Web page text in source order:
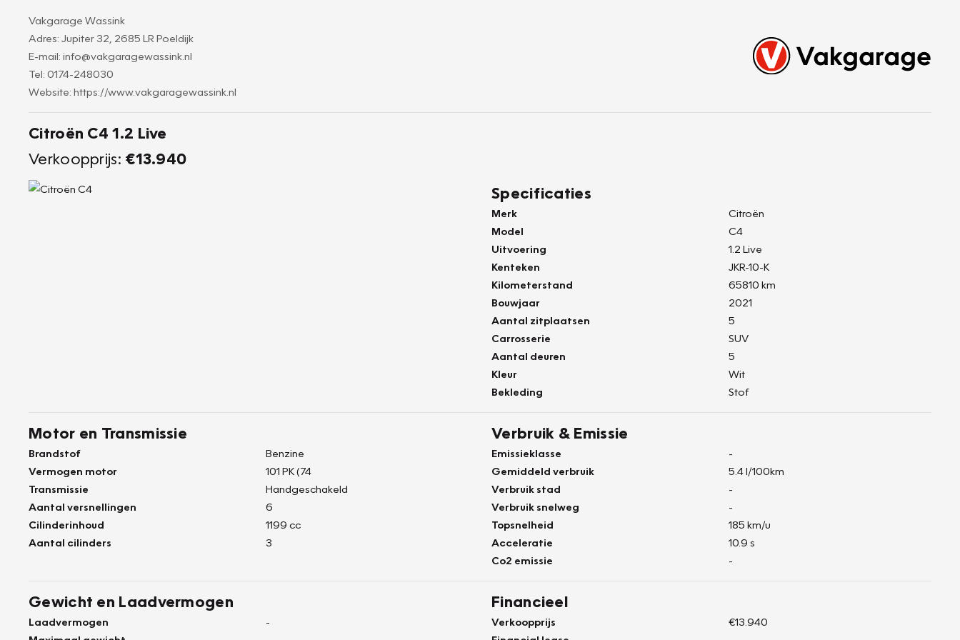
Vakgarage Wassink
Adres: Jupiter 32, 2685 LR Poeldijk
E-mail: info@vakgaragewassink.nl
Tel: 0174-248030
Website: https://www.vakgaragewassink.nl
Citroën C4 1.2 Live
Verkoopprijs: €13.940
Specificaties
Merk
Citroën
Model
C4
Uitvoering
1.2 Live
Kenteken
JKR-10-K
Kilometerstand
65810 km
Bouwjaar
2021
Aantal zitplaatsen
5
Carrosserie
SUV
Aantal deuren
5
Kleur
Wit
Bekleding
Stof
Motor en Transmissie
Brandstof
Benzine
Vermogen motor
101 PK (74
Transmissie
Handgeschakeld
Aantal versnellingen
6
Cilinderinhoud
1199 cc
Aantal cilinders
3
Verbruik & Emissie
Emissieklasse
-
Gemiddeld verbruik
5.4 l/100km
Verbruik stad
-
Verbruik snelweg
-
Topsnelheid
185 km/u
Acceleratie
10.9 s
Co2 emissie
-
Gewicht en Laadvermogen
Laadvermogen
-
Financieel
Verkoopprijs
€13.940